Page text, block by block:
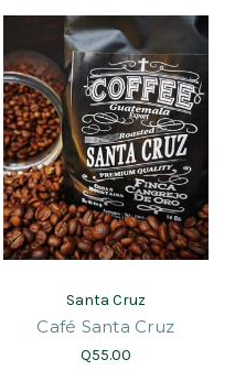
Santa Cruz
Café Santa Cruz
Q55.00